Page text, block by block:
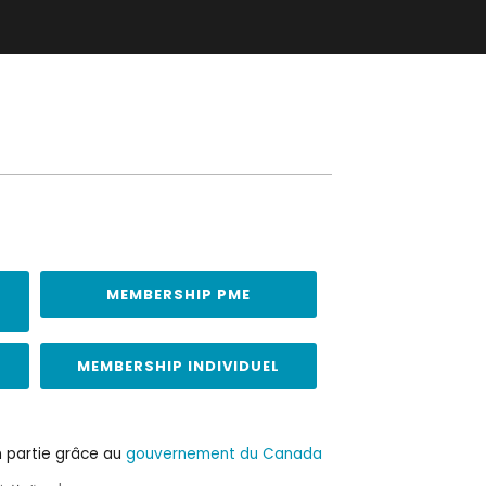
MEMBERSHIP PME
MEMBERSHIP INDIVIDUEL
partie grâce augouvernement du Canada